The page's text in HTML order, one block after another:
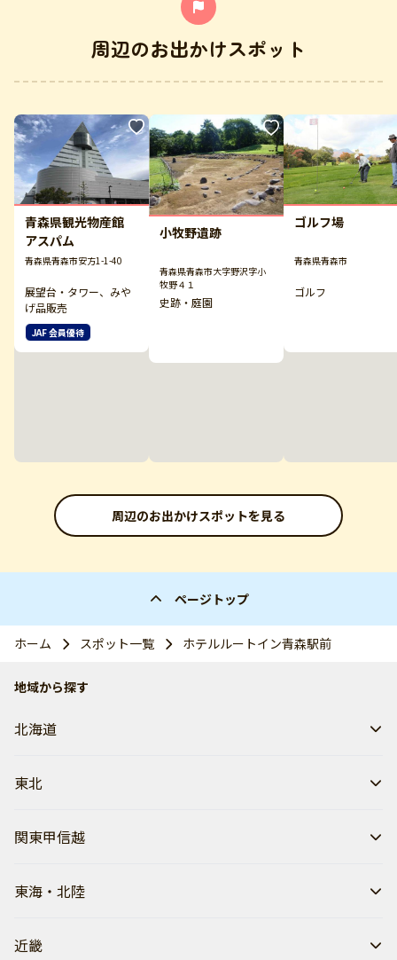
周辺のお出かけスポット
青森県観光物産館
アスパム
青森県青森市安方1-1-40
展望台・タワー、みや
げ品販売
JAF 会員優待
小牧野遺跡
青森県青森市大字野沢字小
牧野４１
史跡・庭園
ゴルフ場
青森県青森市
ゴルフ
周辺のお出かけスポットを見る
ページトップ
ホーム スポット一覧 ホテルルートイン青森駅前
地域から探す
北海道
東北
関東甲信越
東海・北陸
近畿